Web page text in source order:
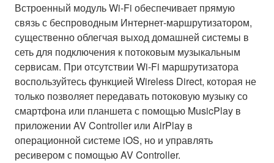
Встроенный модуль Wi-Fi обеспечивает прямую
связь с беспроводным Интернет-маршрутизатором,
существенно облегчая выход домашней системы в
сеть для подключения к потоковым музыкальным
сервисам. При отсутствии Wi-Fi маршрутизатора
воспользуйтесь функцией Wireless Direct, которая не
только позволяет передавать потоковую музыку со
смартфона или планшета с помощью MusicPlay в
приложении AV Controller или AirPlay в
операционной системе iOS, но и управлять
ресивером с помощью AV Controller.